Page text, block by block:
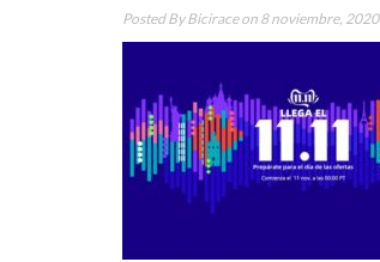
Posted ByBiciraceon 8 noviembre, 2020